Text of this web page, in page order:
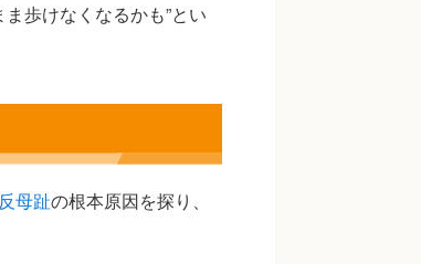
歩けなくなるかも”とい
母趾の根本原因を探り、